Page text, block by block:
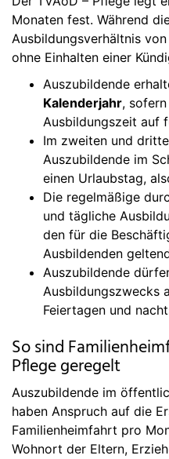
Monaten fest. Während
Ausbildungsverhältnis
ohne Einhalten einer
Auszubildende
Kalenderjahr,
Ausbildungszeit auf
Im zweiten und
Auszubildende im
einen Urlaubstag,
Die regelmäßige
und tägliche
den für die
Ausbildenden
Auszubildende
Ausbildungszwecks
Feiertagen und
So sind
Pflege geregelt
Auszubildende im
haben Anspruch auf die
Familienheimfahrt pro
Wohnort der Eltern,